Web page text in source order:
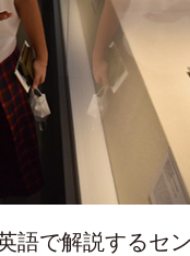
語で解説するセ